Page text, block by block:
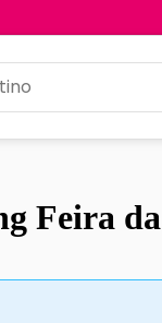
Feira